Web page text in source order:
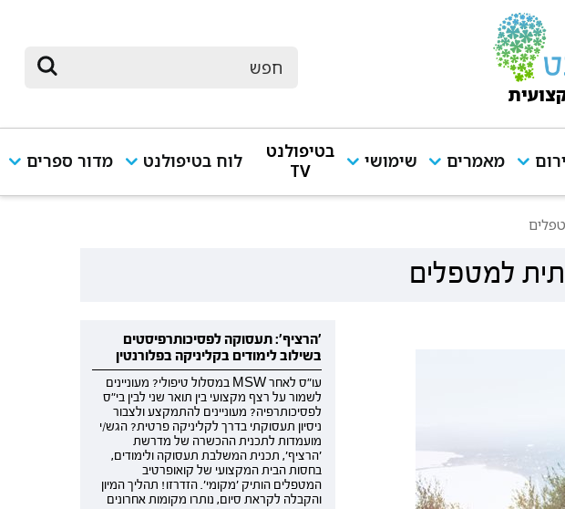
מאמרים שימושי
בטיפולנט
TV
לוח בטיפולנט מדור ספרים
למטפלים
'הרציף': תעסוקה לפסיכותרפיסטים
בשילוב לימודים בקליניקה בפלורנטין
עו"ס לאחר MSW במסלול טיפולי? מעוניינים
לשמור על רצף מקצועי בין תואר שני לבין בי"ס
לפסיכותרפיה? מעוניינים להתמקצע ולצבור
ניסיון תעסוקתי בדרך לקליניקה פרטית? הגש/י
מועמדות לתכנית ההכשרה של מדרשת
'הרציף', תכנית המשלבת תעסוקה ולימודים,
בחסות הבית המקצועי של קואופרטיב
המטפלים הותיק 'מקומי'. הזדרזו! תהליך המיון
והקבלה לקראת סיום, נותרו מקומות אחרונים